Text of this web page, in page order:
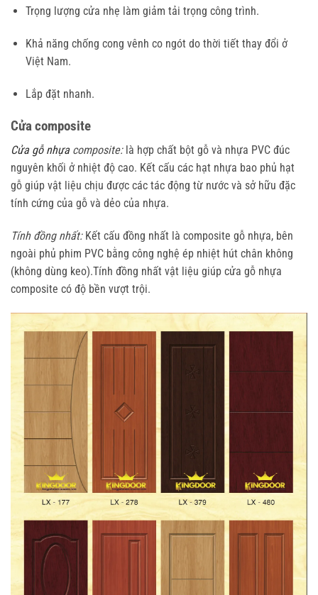
Trọng lượng cửa nhẹ làm giảm tải trọng công trình.
Khả năng chống cong vênh co ngót do thời tiết thay đổi ở
Việt Nam.
Lắp đặt nhanh.
Cửa composite
Cửa gỗ nhựacomposite:là hợp chất bột gỗ và nhựa PVC đúc
nguyên khối ở nhiệt độ cao. Kết cấu các hạt nhựa bao phủ hạt
gỗ giúp vật liệu chịu được các tác động từ nước và sở hữu đặc
tính cứng của gỗ và dẻo của nhựa.
Tính đồng nhất:Kết cấu đồng nhất là composite gỗ nhựa, bên
ngoài phủ phim PVC bằng công nghệ ép nhiệt hút chân không
(không dùng keo).Tính đồng nhất vật liệu giúp cửa gỗ nhựa
composite có độ bền vượt trội.